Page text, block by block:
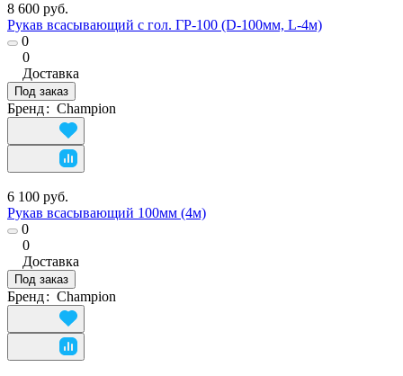
8 600 руб.
Рукав всасывающий с гол. ГР-100 (D-100мм, L-4м)
0
0
Доставка
Под заказ
Бренд: Champion
6 100 руб.
Рукав всасывающий 100мм (4м)
0
0
Доставка
Под заказ
Бренд: Champion